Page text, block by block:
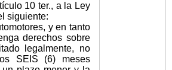
10 ter., a la Ley
siguiente:
y en tanto
derechos sobre
legalmente, no
SEIS (6) meses